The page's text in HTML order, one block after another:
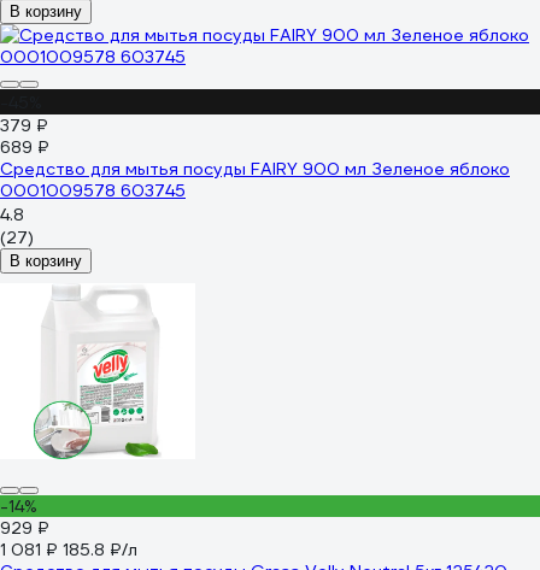
В корзину
379 ₽
689 ₽
Средство для мытья посуды FAIRY 900 мл Зеленое яблоко
0001009578 603745
4.8
(27)
В корзину
-14%
929 ₽
1 081 ₽ 185.8 ₽/л